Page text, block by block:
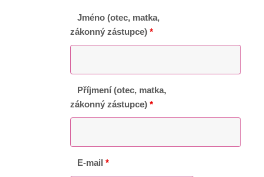
Jméno (otec, matka,
zákonný zástupce)*
Příjmení (otec, matka,
zákonný zástupce)*
E-mail*